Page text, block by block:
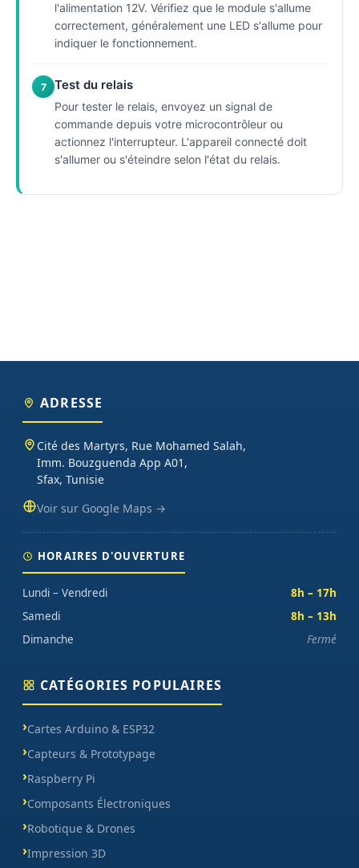
l'alimentation 12V. Vérifiez que le module s'allume
correctement, généralement une LED s'allume pour
indiquer le fonctionnement.
7 Test du relais
Pour tester le relais, envoyez un signal de
commande depuis votre microcontrôleur ou
actionnez l'interrupteur. L'appareil connecté doit
s'allumer ou s'éteindre selon l'état du relais.
ADRESSE
Cité des Martyrs, Rue Mohamed Salah,
Imm. Bouzguenda App A01,
Sfax, Tunisie
Voir sur Google Maps →
HORAIRES D'OUVERTURE
Lundi – Vendredi
8h – 17h
Samedi
8h – 13h
Dimanche
Fermé
CATÉGORIES POPULAIRES
Cartes Arduino & ESP32
Capteurs & Prototypage
Raspberry Pi
Composants Électroniques
Robotique & Drones
Impression 3D